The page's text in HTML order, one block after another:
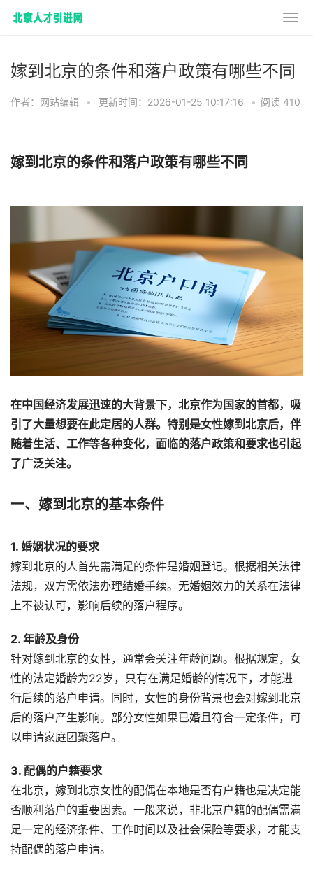
嫁到北京的条件和落户政策有哪些不同
作者：网站编辑 • 更新时间：2026-01-25 10:17:16 • 阅读 410
嫁到北京的条件和落户政策有哪些不同
在中国经济发展迅速的大背景下，北京作为国家的首都，吸
引了大量想要在此定居的人群。特别是女性嫁到北京后，伴
随着生活、工作等各种变化，面临的落户政策和要求也引起
了广泛关注。
一、嫁到北京的基本条件
1. 婚姻状况的要求
嫁到北京的人首先需满足的条件是婚姻登记。根据相关法律
法规，双方需依法办理结婚手续。无婚姻效力的关系在法律
上不被认可，影响后续的落户程序。
2. 年龄及身份
针对嫁到北京的女性，通常会关注年龄问题。根据规定，女
性的法定婚龄为22岁，只有在满足婚龄的情况下，才能进
行后续的落户申请。同时，女性的身份背景也会对嫁到北京
后的落户产生影响。部分女性如果已婚且符合一定条件，可
以申请家庭团聚落户。
3. 配偶的户籍要求
在北京，嫁到北京女性的配偶在本地是否有户籍也是决定能
否顺利落户的重要因素。一般来说，非北京户籍的配偶需满
足一定的经济条件、工作时间以及社会保险等要求，才能支
持配偶的落户申请。